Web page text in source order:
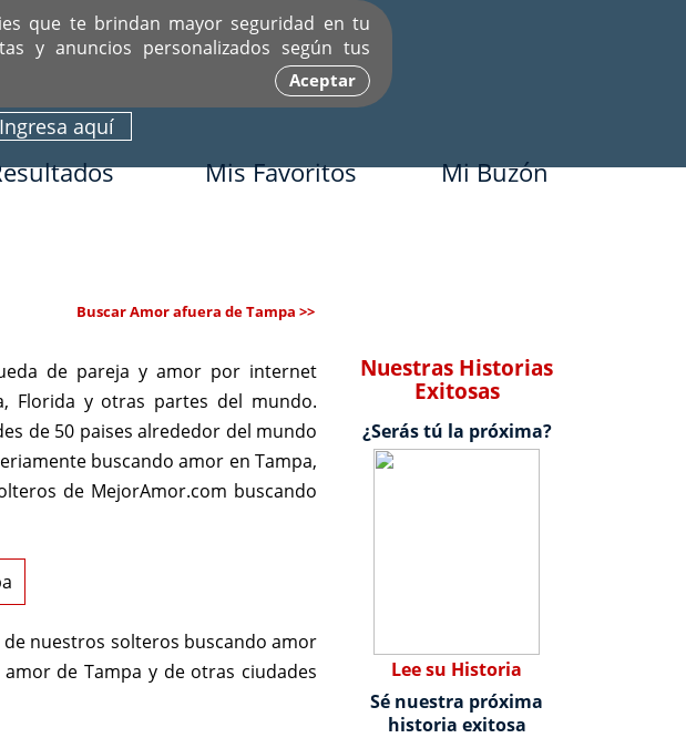
que te brindan mayor seguridad en tu
y anuncios personalizados según tus
Aceptar
COMO TÚ
Ingresa aquí
Mis Favoritos Mi Buzón
Buscar Amor afuera de Tampa >>
de pareja y amor por internet
Florida y otras partes del mundo.
de 50 paises alrededor del mundo
buscando amor en Tampa,
de MejorAmor.com buscando
nuestros solteros buscando amor
de Tampa y de otras ciudades
Nuestras Historias
Exitosas
¿Serás tú la próxima?
Lee su Historia
Sé nuestra próxima
historia exitosa